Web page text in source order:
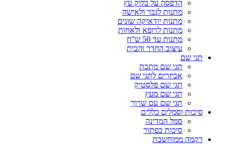
הדפסה על בלוק עץ
מתנות לגבר ולאישה
מתנות יודאיקה שונים
מתנות לרופא ולאחות
מתנות עד 50 ש”ח
עיצוב החדר והבית
תגי שם
תגי שם מתכת
אביזרים לתגי שם
תגי שם פלסטיק
תגי שם מעץ
תגי שם עם שרוך
סיכות וסמלים כללים
סמל המדינה
סיכות כפתור
רקמה ממוחשבת